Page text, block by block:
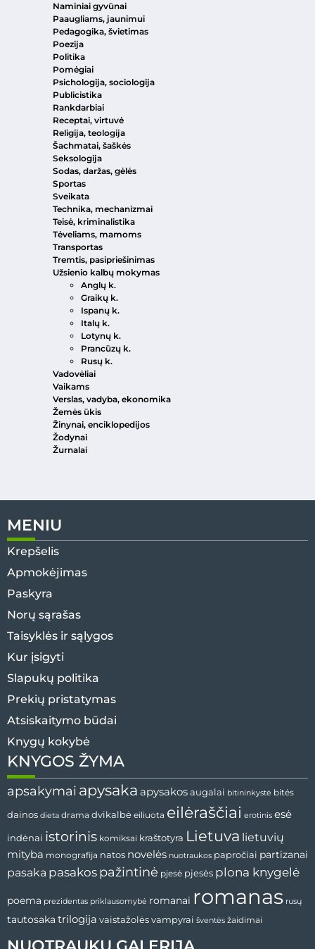
Naminiai gyvūnai
Paaugliams, jaunimui
Pedagogika, švietimas
Poezija
Politika
Pomėgiai
Psichologija, sociologija
Publicistika
Rankdarbiai
Receptai, virtuvė
Religija, teologija
Šachmatai, šaškės
Seksologija
Sodas, daržas, gėlės
Sportas
Sveikata
Technika, mechanizmai
Teisė, kriminalistika
Tėveliams, mamoms
Transportas
Tremtis, pasipriešinimas
Užsienio kalbų mokymas
Anglų k.
Graikų k.
Ispanų k.
Italų k.
Lotynų k.
Prancūzų k.
Rusų k.
Vadovėliai
Vaikams
Verslas, vadyba, ekonomika
Žemės ūkis
Žinynai, enciklopedijos
Žodynai
Žurnalai
MENIU
Krepšelis
Apmokėjimas
Paskyra
Norų sąrašas
Taisyklės ir sąlygos
Kur įsigyti
Slapukų politika
Prekių pristatymas
Atsiskaitymo būdai
Knygų kokybė
KNYGOS ŽYMA
apsakymai apysaka apysakos augalai bitininkystė bitės
dainos dieta drama dvikalbė eiliuota eilėraščiai erotinis esė
indėnai istorinis komiksai kraštotyra Lietuva lietuvių
mityba monografija natos novelės nuotraukos papročiai partizanai
pasaka pasakos pažintinė pjesė pjesės plona knygelė
poema prezidentas priklausomybė romanai romanas rusų
tautosaka trilogija vaistažolėsvampyrai šventės žaidimai